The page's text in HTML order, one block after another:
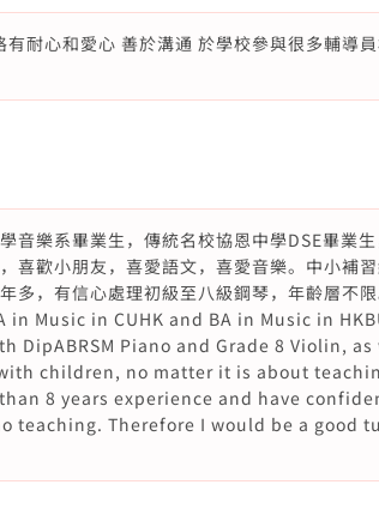
耐心和愛心 善於溝通 於學校參與很多輔導
音樂系畢業生，傳統名校協恩中學DSE畢業
喜歡小朋友，喜愛語文，喜愛音樂。中小補
多，有信心處理初級至八級鋼琴，年齡層不
in Music in CUHK and BA in Music in
DipABRSM Piano and Grade 8 Violin,
children, no matter it is about
8 years experience and have
teaching. Therefore I would be a good